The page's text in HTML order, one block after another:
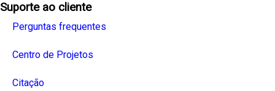
Suporte ao cliente
Perguntas frequentes
Centro de Projetos
Citação